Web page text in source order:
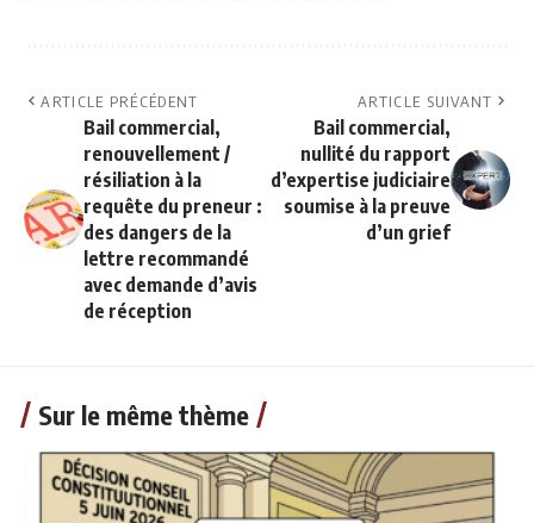
ARTICLE PRÉCÉDENT
Bail commercial,
renouvellement /
résiliation à la
requête du preneur :
des dangers de la
lettre recommandé
avec demande d’avis
de réception
ARTICLE SUIVANT
Bail commercial,
nullité du rapport
d’expertise judiciaire
soumise à la preuve
d’un grief
Sur le même thème